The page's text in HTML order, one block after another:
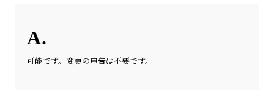
可能です。変更の申告は不要です。